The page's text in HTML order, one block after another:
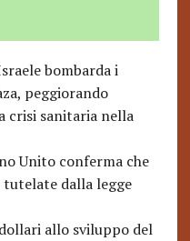
bombarda i
peggiorando
crisi sanitaria nella
Unito conferma che
dalla legge
allo sviluppo del